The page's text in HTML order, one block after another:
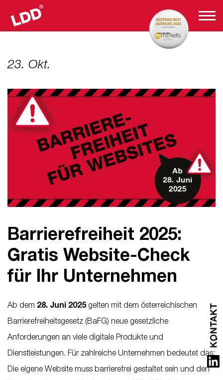
23. Okt.
Barrierefreiheit 2025:
Gratis Website-Check
für Ihr Unternehmen
Ab dem 28. Juni 2025gelten mit dem österreichischen
Barrierefreiheitsgesetz (BaFG) neue gesetzliche
Anforderungen an viele digitale Produkte und
Dienstleistungen. Für zahlreiche Unternehmen bedeutet das:
Die eigene Website muss barrierefrei gestaltet sein und den